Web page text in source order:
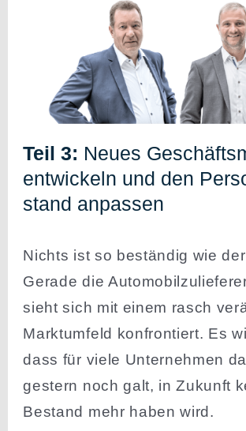
Teil 3: Neues
entwi­ckeln und den
stand anpassen
Nichts ist so beständig wie
Gerade die
sieht sich mit einem rasch
Markt­umfeld konfron­tiert. Es
dass für viele Unter­nehmen
gestern noch galt, in Zukunft
Bestand mehr haben wird.